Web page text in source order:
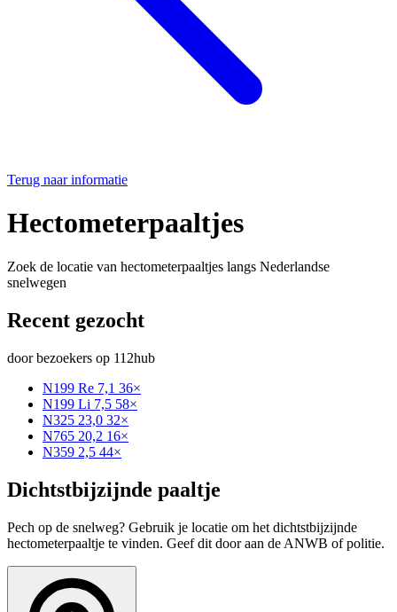
Terug naar informatie
Hectometerpaaltjes
Zoek de locatie van hectometerpaaltjes langs Nederlandse
snelwegen
Recent gezocht
door bezoekers op 112hub
N199 Re 7,1 36×
N199 Li 7,5 58×
N325 23,0 32×
N765 20,2 16×
N359 2,5 44×
Dichtstbijzijnde paaltje
Pech op de snelweg? Gebruik je locatie om het dichtstbijzijnde
hectometerpaaltje te vinden. Geef dit door aan de ANWB of politie.